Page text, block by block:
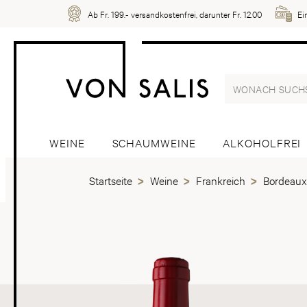
Ab Fr. 199.- versandkostenfrei, darunter Fr. 12.00
WEINE SCHAUMWEINE ALKOHOLFREI
Startseite Weine Frankreich Bordeaux